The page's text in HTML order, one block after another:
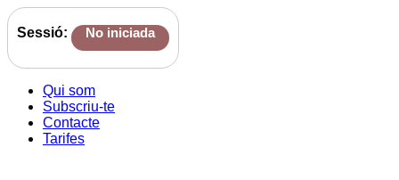
Sessió: No iniciada
Qui som
Subscriu-te
Contacte
Tarifes